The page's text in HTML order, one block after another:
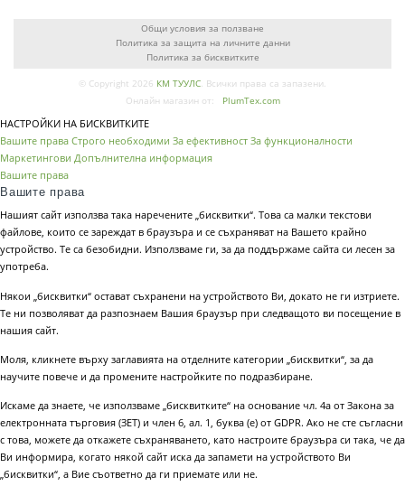
Общи условия за ползване
Политика за защита на личните данни
Политика за бисквитките
© Copyright 2026 КМ ТУУЛС. Всички права са запазени.
Онлайн магазин от:
PlumTex.com
НАСТРОЙКИ НА БИСКВИТКИТЕ
Вашите права Строго необходими За ефективност За функционалности
Маркетингови Допълнителна информация
Вашите права
Вашите права
Нашият сайт използва така наречените „бисквитки“. Това са малки текстови
файлове, които се зареждат в браузъра и се съхраняват на Вашето крайно
устройство. Те са безобидни. Използваме ги, за да поддържаме сайта си лесен за
употреба.
Някои „бисквитки“ остават съхранени на устройството Ви, докато не ги изтриете.
Те ни позволяват да разпознаем Вашия браузър при следващото ви посещение в
нашия сайт.
Моля, кликнете върху заглавията на отделните категории „бисквитки“, за да
научите повече и да промените настройките по подразбиране.
Искаме да знаете, че използваме „бисквитките“ на основание чл. 4а от Закона за
електронната търговия (ЗЕТ) и член 6, ал. 1, буква (е) от GDPR. Ако не сте съгласни
с това, можете да откажете съхраняването, като настроите браузъра си така, че да
Ви информира, когато някой сайт иска да запамети на устройството Ви
„бисквитки“, а Вие съответно да ги приемате или не.